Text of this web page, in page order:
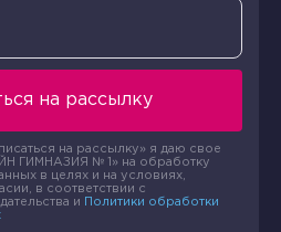
на рассылку
на рассылку» я даю свое
ГИМНАЗИЯ № 1» на обработку
в целях и на условиях,
в соответствии с
и
Политики обработки